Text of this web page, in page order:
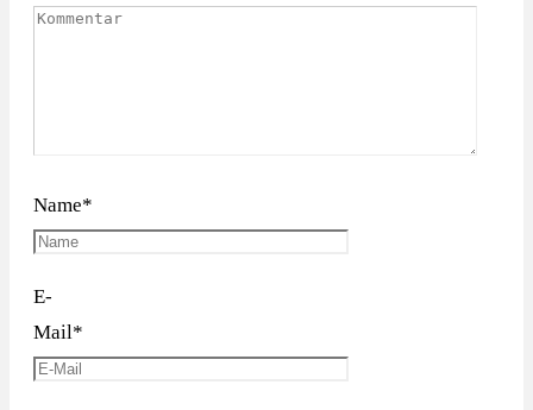
Name*
E-
Mail*